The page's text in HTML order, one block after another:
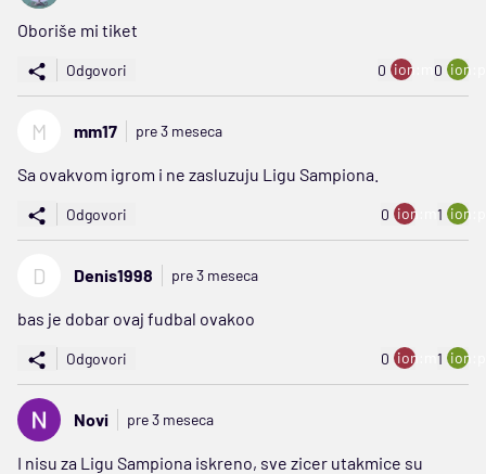
Oboriše mi tiket
Odgovori 0 ion:minus
0
M mm17 pre 3 meseca
Sa ovakvom igrom i ne zasluzuju Ligu Sampiona.
Odgovori 0 ion:minus
1
D Denis1998 pre 3 meseca
bas je dobar ovaj fudbal ovakoo
Odgovori 0 ion:minus
1
Novi pre 3 meseca
I nisu za Ligu Sampiona iskreno, sve zicer utakmice su